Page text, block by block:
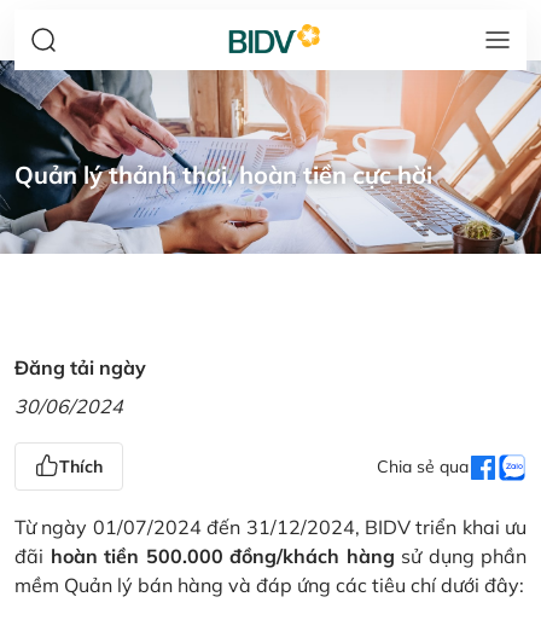
Quản lý thảnh thơi, hoàn tiền cực hời
Đăng tải ngày
30/06/2024
Thích Chia sẻ qua
Từ ngày 01/07/2024 đến 31/12/2024, BIDV triển khai ưu
đãi hoàn tiền 500.000 đồng/khách hàng sử dụng phần
mềm Quản lý bán hàng và đáp ứng các tiêu chí dưới đây: